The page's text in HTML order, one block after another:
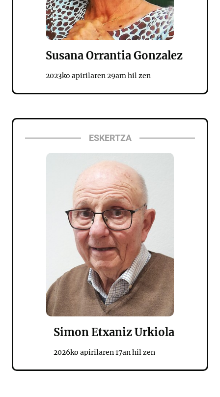
Susana Orrantia Gonzalez
2023ko apirilaren 29am hil zen
ESKERTZA
Simon Etxaniz Urkiola
2026ko apirilaren 17an hil zen